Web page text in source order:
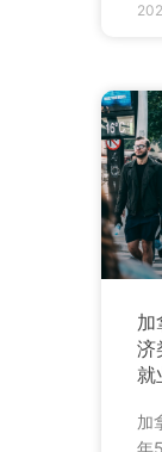
加
济
就
加